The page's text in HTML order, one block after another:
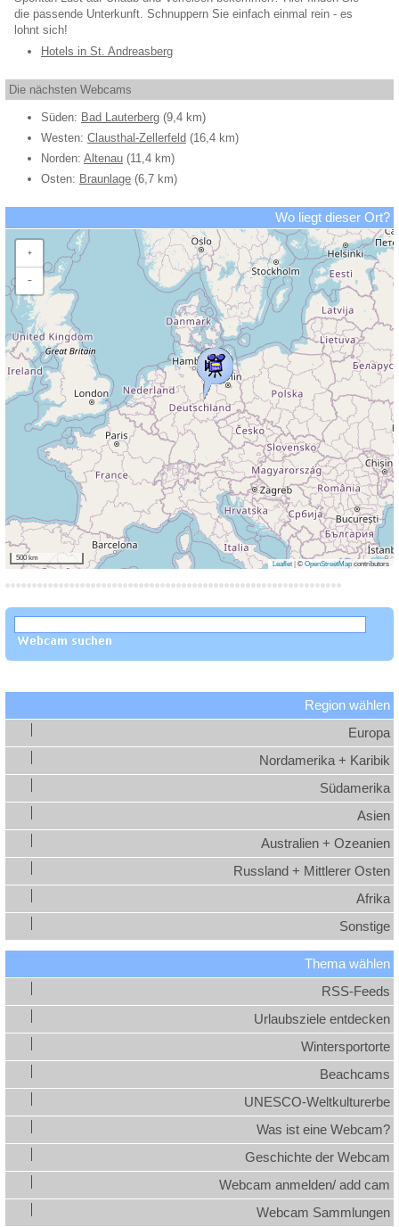
die passende Unterkunft. Schnuppern Sie einfach einmal rein - es
lohnt sich!
Hotels in St. Andreasberg
Die nächsten Webcams
Süden: Bad Lauterberg (9,4 km)
Westen: Clausthal-Zellerfeld (16,4 km)
Norden: Altenau (11,4 km)
Osten: Braunlage (6,7 km)
Wo liegt dieser Ort?
+
−
500 km
Leaflet © OpenStreetMap contributors
Region wählen
Europa
Nordamerika + Karibik
Südamerika
Asien
Australien + Ozeanien
Russland + Mittlerer Osten
Afrika
Sonstige
Thema wählen
RSS-Feeds
Urlaubsziele entdecken
Wintersportorte
Beachcams
UNESCO-Weltkulturerbe
Was ist eine Webcam?
Geschichte der Webcam
Webcam anmelden/ add cam
Webcam Sammlungen